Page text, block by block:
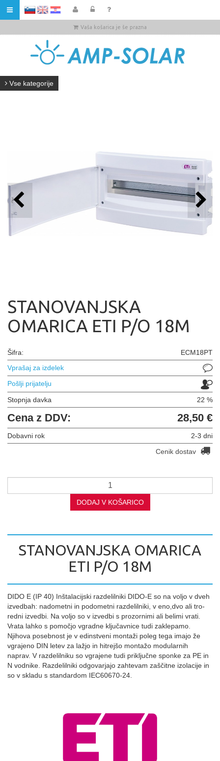
HR
Vaša košarica je še prazna
Vse kategorije
STANOVANJSKA
OMARICA ETI P/O 18M
Šifra:
ECM18PT
Vprašaj za izdelek
Pošlji prijatelju
Stopnja davka 22 %
Cena z DDV: 28,50 €
Dobavni rok
2-3 dni
Cenik dostav
DODAJ V KOŠARICO
STANOVANJSKA OMARICA
ETI P/O 18M
DIDO E (IP 40) Inštalacijski razdelilniki DIDO-E so na voljo v dveh
izvedbah: nadometni in podometni razdelilniki, v eno,dvo ali tro-
redni izvedbi. Na voljo so v izvedbi s prozornimi ali belimi vrati.
Vrata lahko s pomočjo vgradne ključavnice tudi zaklepamo.
Njihova posebnost je v edinstveni montaži poleg tega imajo že
vgrajeno DIN letev za lažjo in hitrejšo montažo modularnih
naprav. V razdelilniku so vgrajene tudi priključne sponke za PE in
N vodnike. Razdelilniki odgovarjajo zahtevam zaščitne izolacije in
so v skladu s standardom IEC60670-24.